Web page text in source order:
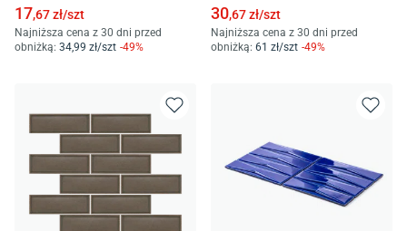
17,67zł/szt
Najniższa cena z 30 dni przed
obniżką: 34,99 zł/szt -49%
30,67zł/szt
Najniższa cena z 30 dni przed
obniżką: 61 zł/szt -49%